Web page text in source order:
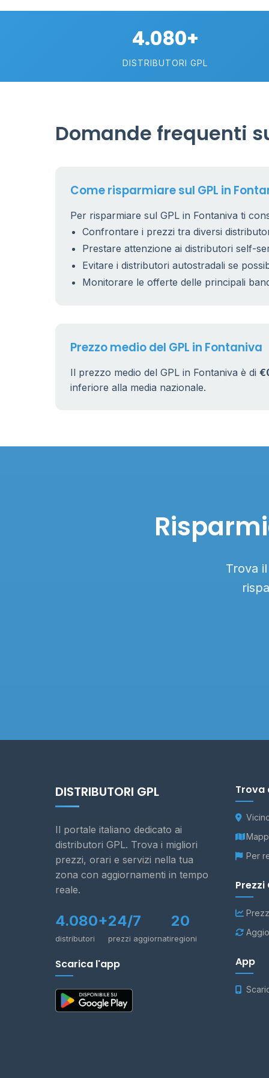
4.080+
DISTRIBUTORI GPL
Domande frequenti
Come risparmiare sul GPL in
Per risparmiare sul GPL in Fontaniva ti
Confrontare i prezzi tra diversi
Prestare attenzione ai distributori self-
Evitare i distributori autostradali se
Monitorare le offerte delle principali
Prezzo medio del GPL in Fontaniva
Il prezzo medio del GPL in Fontaniva è di
inferiore alla media nazionale.
Trova
DISTRIBUTORI GPL
Il portale italiano dedicato ai
distributori GPL. Trova i migliori
prezzi, orari e servizi nella tua
zona con aggiornamenti in tempo
reale.
4.080+
distributori
24/7
prezzi aggiornati
20
regioni
Scarica l'app
Trova
Per
Prezzi
App